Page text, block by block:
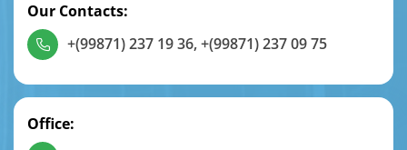
Our Contacts:
+(99871) 237 19 36,+(99871) 237 09 75
Office: